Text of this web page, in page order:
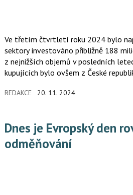
Ve třetím čtvrtletí roku 2024 bylo
sektory investováno přibližně 188
z nejnižších objemů v posledních
kupujících bylo ovšem z České
REDAKCE 20. 11. 2024
Dnes je Evropský den rovného
odměňování